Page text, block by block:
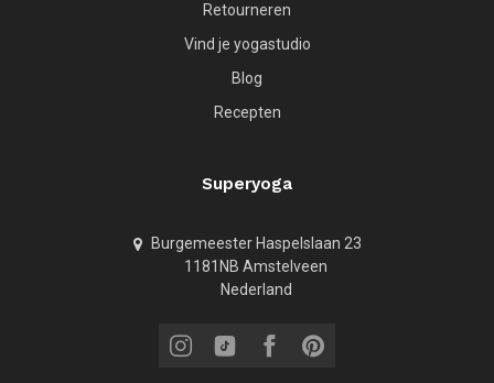
Retourneren
Vind je yogastudio
Blog
Recepten
Superyoga
Burgemeester Haspelslaan 23
1181NB Amstelveen
Nederland